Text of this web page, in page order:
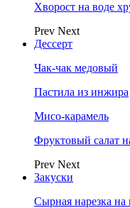
Хворост на воде
Prev Next
Дессерт
Чак-чак медовый
Пастила из инжира
Мисо-карамель
Фруктовый салат
Prev Next
Закуски
Сырная нарезка